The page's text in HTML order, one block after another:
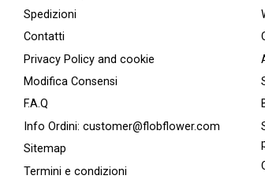
Spedizioni
Contatti
Privacy Policy and cookie
Modifica Consensi
F.A.Q
Info Ordini: customer@flobflower.com
Sitemap
Termini e condizioni